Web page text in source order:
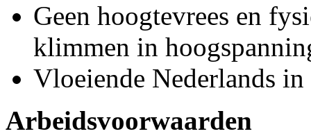
Geen hoogtevrees en
klimmen in
Vloeiende Nederlands
Arbeidsvoorwaarden